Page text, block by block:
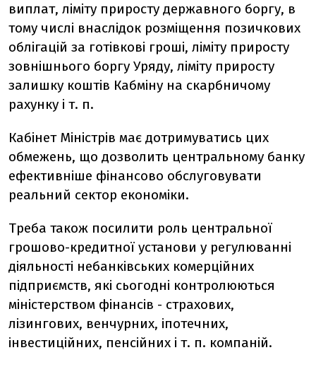
виплат, ліміту приросту державного боргу, в
тому числі внаслідок розміщення позичкових
облігацій за готівкові гроші, ліміту приросту
зовнішнього боргу Уряду, ліміту приросту
залишку коштів Кабміну на скарбничому
рахунку і т. п.
Кабінет Міністрів має дотримуватись цих
обмежень, що дозволить центральному банку
ефективніше фінансово обслуговувати
реальний сектор економіки.
Треба також посилити роль центральної
грошово-кредитної установи у регулюванні
діяльності небанківських комерційних
підприємств, які сьогодні контролюються
міністерством фінансів - страхових,
лізингових, венчурних, іпотечних,
інвестиційних, пенсійних і т. п. компаній.